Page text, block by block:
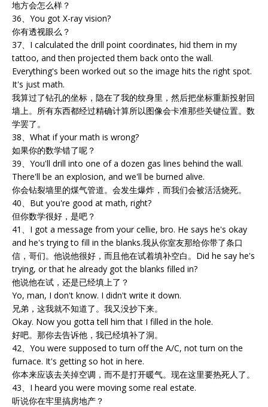
地方会怎么样？
36、You got X-ray vision?
你有透视眼么？
37、I calculated the drill point coordinates, hid them in my
tattoo, and then projected them back onto the wall.
Everything's been worked out so the image hits the right spot.
It's just math.
我算过了钻孔的坐标，隐在了我的纹身里，然后把坐标重新投射回
墙上。所有东西都经过精确计算所以图像会卡准那些关键位置。数
学罢了。
38、What if your math is wrong?
如果你的数学错了呢？
39、You'll drill into one of a dozen gas lines behind the wall.
There'll be an explosion, and we'll be burned alive.
你会钻裂墙里的煤气管道。会发生爆炸，而我们会被活活烧死。
40、But you're good at math, right?
但你数学很好，是吧？
41、I got a message from your cellie, bro. He says he's okay
and he's trying to fill in the blanks.我从你室友那给你带了条口
信，哥们。他说他很好，而且他在试着填补空白。Did he say he's
trying, or that he already got the blanks filled in?
他说他在试，还是已经填上了？
Yo, man, I don't know. I didn't write it down.
兄弟，这我就不知道了。我又没抄下来。
Okay. Now you gotta tell him that I filled in the hole.
好吧。那你去告诉他，我已经填补了洞。
42、You were supposed to turn off the A/C, not turn on the
furnace. It's getting so hot in here.
你本来应该去关掉空调，而不是打开暖气。现在这里要热死人了。
43、I heard you were moving some real estate.
听说你在牢里搞房地产？